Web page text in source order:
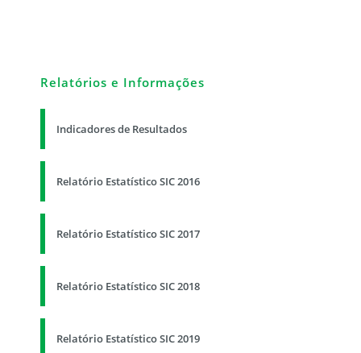
Relatórios e Informações
Indicadores de Resultados
Relatório Estatístico SIC 2016
Relatório Estatístico SIC 2017
Relatório Estatístico SIC 2018
Relatório Estatístico SIC 2019